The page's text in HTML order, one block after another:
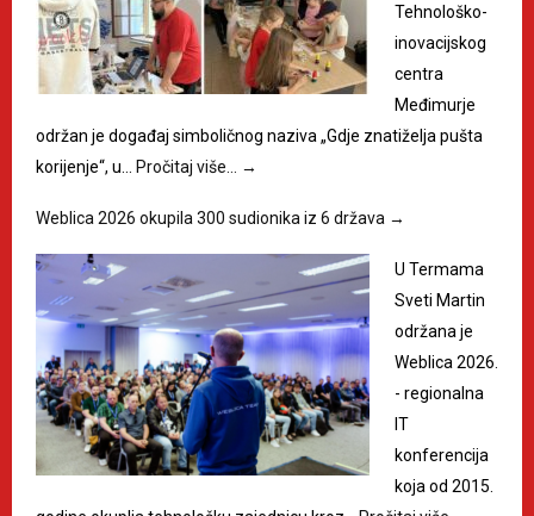
Tehnološko-
inovacijskog
centra
Međimurje
održan je događaj simboličnog naziva „Gdje znatiželja pušta
korijenje“, u…
Pročitaj više… →
Weblica 2026 okupila 300 sudionika iz 6 država →
U Termama
Sveti Martin
održana je
Weblica 2026.
- regionalna
IT
konferencija
koja od 2015.